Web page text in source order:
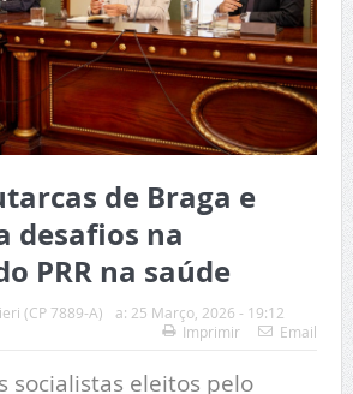
de Braga e
desafios na
PRR na saúde
(CP 7889-A) a: 25 Março, 2026 - 19:12
Imprimir
Email
socialistas eleitos pelo